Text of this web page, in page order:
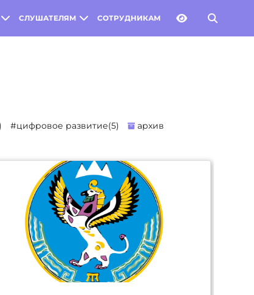
СЛУШАТЕЛЯМ СОТРУДНИКАМ
#цифровое развитие(5) архив